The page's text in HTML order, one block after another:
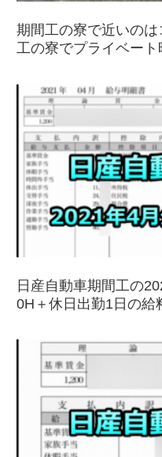
期間工の寮で近いの
工の寮でプライベート
日産自動車期間工の
0H＋休日出勤1日の給